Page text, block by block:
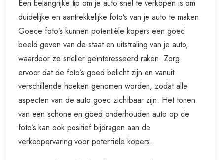
Een belangrijke tip om je auto snel te verkopen is om
duidelijke en aantrekkelijke foto’s van je auto te maken.
Goede foto’s kunnen potentiële kopers een goed
beeld geven van de staat en uitstraling van je auto,
waardoor ze sneller geïnteresseerd raken. Zorg
ervoor dat de foto’s goed belicht zijn en vanuit
verschillende hoeken genomen worden, zodat alle
aspecten van de auto goed zichtbaar zijn. Het tonen
van een schone en goed onderhouden auto op de
foto’s kan ook positief bijdragen aan de
verkoopervaring voor potentiële kopers.